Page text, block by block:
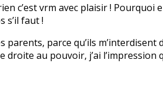
c’est vrm avec plaisir !
s’il faut !
parents, parce qu’ils
au pouvoir, j’ai l’impression